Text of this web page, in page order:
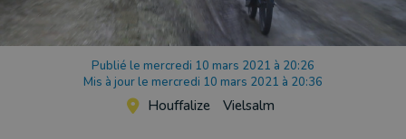
Publié le mercredi 10 mars 2021 à 20:26
Mis à jour le mercredi 10 mars 2021 à 20:36
Houffalize Vielsalm